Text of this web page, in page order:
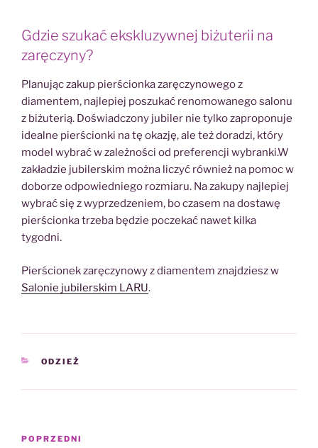
Gdzie szukać ekskluzywnej biżuterii na
zaręczyny?
Planując zakup pierścionka zaręczynowego z
diamentem, najlepiej poszukać renomowanego salonu
z biżuterią. Doświadczony jubiler nie tylko zaproponuje
idealne pierścionki na tę okazję, ale też doradzi, który
model wybrać w zależności od preferencji wybranki.W
zakładzie jubilerskim można liczyć również na pomoc w
doborze odpowiedniego rozmiaru. Na zakupy najlepiej
wybrać się z wyprzedzeniem, bo czasem na dostawę
pierścionka trzeba będzie poczekać nawet kilka
tygodni.
Pierścionek zaręczynowy z diamentem znajdziesz w
Salonie jubilerskim LARU.
KATEGORIE
ODZIEŻ
Nawigacja
Poprzedni
POPRZEDNI